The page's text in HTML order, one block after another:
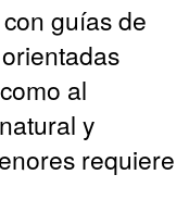
guías de
al
y
requiere